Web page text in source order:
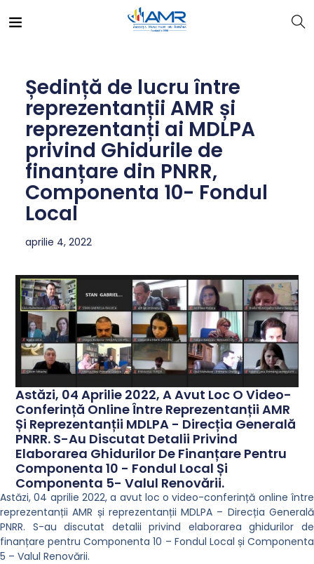
Ședință de lucru între
reprezentanții AMR și
reprezentanți ai MDLPA
privind Ghidurile de
finanțare din PNRR,
Componenta 10- Fondul
Local
aprilie 4, 2022
Astăzi, 04 Aprilie 2022, A Avut Loc O Video-
Conferință Online Între Reprezentanții AMR
Și Reprezentanții MDLPA - Direcția Generală
PNRR. S-Au Discutat Detalii Privind
Elaborarea Ghidurilor De Finanțare Pentru
Componenta 10 - Fondul Local Și
Componenta 5- Valul Renovării.
Astăzi, 04 aprilie 2022, a avut loc o video-conferință online între
reprezentanții AMR și reprezentanții MDLPA – Direcția Generală
PNRR. S-au discutat detalii privind elaborarea ghidurilor de
finanțare pentru Componenta 10 – Fondul Local și Componenta
5 – Valul Renovării.